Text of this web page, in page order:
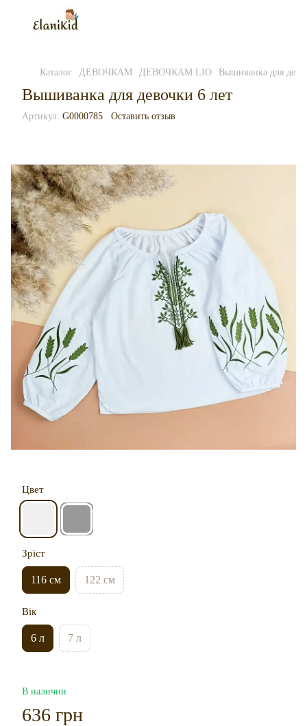
Каталог ДЕВОЧКАМ ДЕВОЧКАМ LIO Вышиванка для
Вышиванка для девочки 6 лет
Артикул: G0000785 Оставить отзыв
Цвет
Зріст
116 см 122 см
Вік
6 л 7 л
В наличии
636 грн